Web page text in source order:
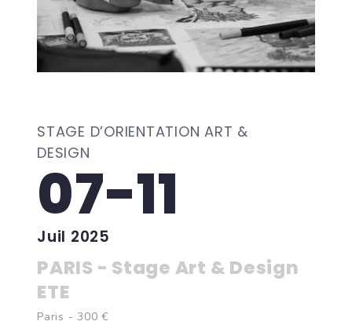
STAGE D’ORIENTATION ART &
DESIGN
07-11
Juil 2025
PARIS - Stage Art & Design
ETE
Paris - 300 €